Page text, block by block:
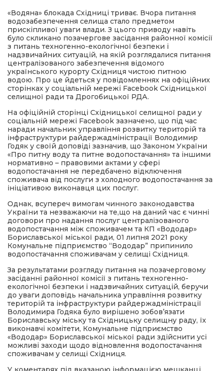
«Водяна» блокада Східниці триває. Вчора питання
водозабезпечення селища стало предметом
прискіпливої уваги влади. З цього приводу навіть
було скликано позачергове засідання районної комісії
з питань техногенно-екологічної безпеки і
надзвичайних ситуацій, на якій розглядалися питання
централізованого забезпечення відомого
українського курорту Східниця чистою питною
водою. Про це йдеться у повідомленнях на офіційних
сторінках у соціальній мережі Facebook Східницької
селищної ради та Дрогобицької РДА.
На офіційній сторінці Східницької селищної ради у
соціальній мережі Facebook зазначено, що під час
наради начальник управління розвитку територій та
інфраструктури райдержадміністрації Володимир
Годяк у своїй доповіді зазначив, що Законом України
«Про питну воду та питне водопостачання» та іншими
нормативно – правовими актами у сфері
водопостачання не передбачено відключення
споживача від послуги з холодного водопостачання за
ініціативою виконавця цих послуг.
Однак, всупереч вимогам чинного законодавства
України та незважаючи на те,що на даний час є чинні
договори про надання послуг централізованого
водопостачання між споживачем та КП «Вододар»
Бориславської міської ради, 01 липня 2021 року
Комунальне підприємство “Вододар” припинило
водопостачання споживачам у селищі Східниця.
За результатами розгляду питання на позачерговому
засіданні районної комісії з питань техногенно-
екологічної безпеки і надзвичайних ситуацій, беручи
до уваги доповідь начальника управління розвитку
територій та інфраструктури райдержадміністрації
Володимира Годяка було вирішено зобов’язати
Бориславську міську та Східницьку селищну раду, їх
виконавчі комітети, Комунальне підприємство
«Вододар» Бориславської міської ради здійснити усі
можливі заходи щодо відновлення водопостачання
споживачам у селищі Східниця.